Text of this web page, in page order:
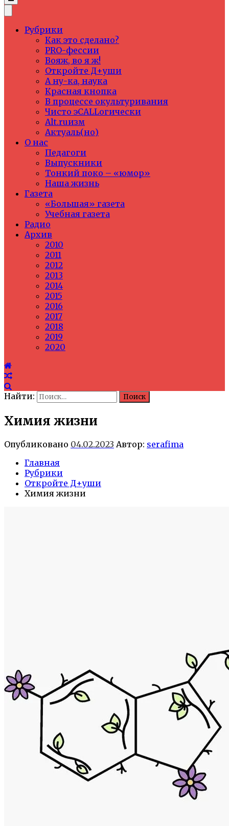
Рубрики
Как это сделано?
PRO-фессии
Вояж, во я ж!
Откройте Д+уши
А ну-ка, наука
Красная кнопка
В процессе окультуривания
Чисто эCALLогически
Alt.ruизм
Актуаль(но)
О нас
Педагоги
Выпускники
Тонкий поко – «юмор»
Наша жизнь
Газета
«Большая» газета
Учебная газета
Радио
Архив
2010
2011
2012
2013
2014
2015
2016
2017
2018
2019
2020
Найти:
Химия жизни
Опубликовано 04.02.2023 Автор: serafima
Главная
Рубрики
Откройте Д+уши
Химия жизни